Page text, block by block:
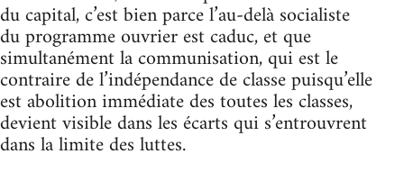
du capital, c’est bien parce l’au-delà socialiste
du programme ouvrier est caduc, et que
simultanément la communisation, qui est le
contraire de l’indépendance de classe puisqu’elle
est abolition immédiate des toutes les classes,
devient visible dans les écarts qui s’entrouvrent
dans la limite des luttes.